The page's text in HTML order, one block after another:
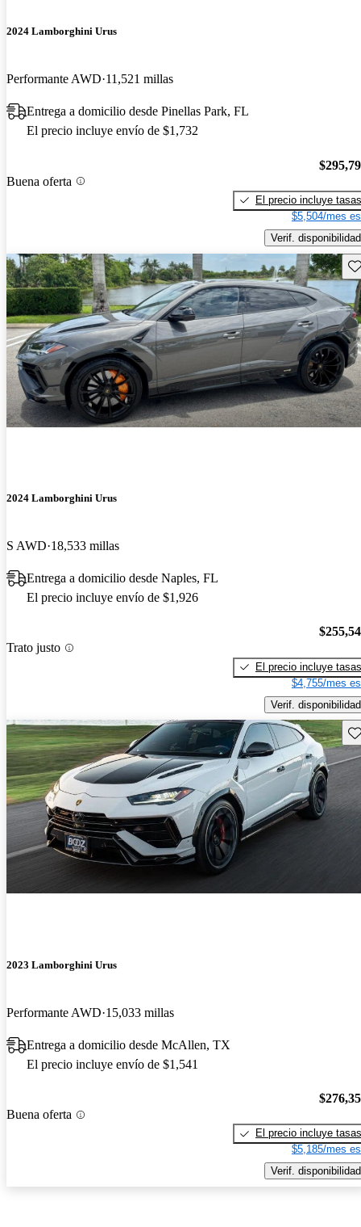
2024 Lamborghini Urus
Performante AWD 11,521 millas
Entrega a domicilio desde Pinellas Park, FL
El precio incluye envío de $1,732
Buena oferta
El precio incluye tasas
$5,504/mes
Verif. disponibilidad
2024 Lamborghini Urus
S AWD 18,533 millas
Entrega a domicilio desde Naples, FL
El precio incluye envío de $1,926
Trato justo
El precio incluye tasas
$4,755/mes
Verif. disponibilidad
2023 Lamborghini Urus
Performante AWD 15,033 millas
Entrega a domicilio desde McAllen, TX
El precio incluye envío de $1,541
Buena oferta
El precio incluye tasas
$5,185/mes
Verif. disponibilidad